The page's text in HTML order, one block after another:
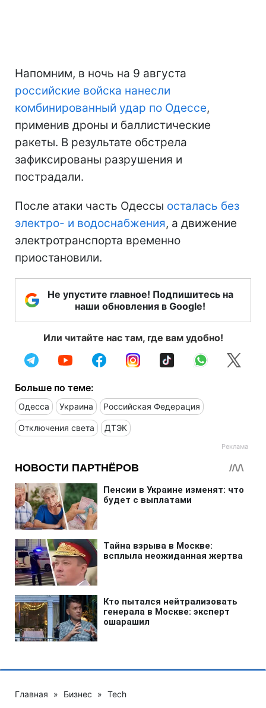
Напомним, в ночь на 9 августа
российские войска нанесли
комбинированный удар по Одессе,
применив дроны и баллистические
ракеты. В результате обстрела
зафиксированы разрушения и
пострадали.
После атаки часть Одессы осталась без
электро- и водоснабжения, а движение
электротранспорта временно
приостановили.
Не упустите главное! Подпишитесь на
наши обновления в Google!
Или читайте нас там, где вам удобно!
Больше по теме:
Одесса Украина Российская Федерация
Отключения света ДТЭК
Главная » Бизнес » Tech